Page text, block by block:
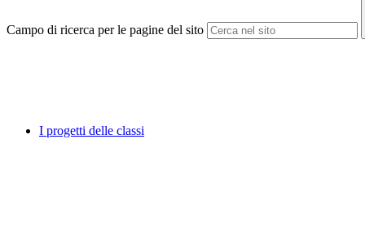
Campo di ricerca per le pagine del sito
I progetti delle classi